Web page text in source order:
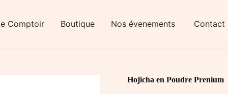
Comptoir Boutique Nos évenements Contact
Hojicha en Poudre Prenium